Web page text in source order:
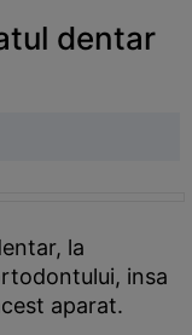
dentar
la
insa
aparat.